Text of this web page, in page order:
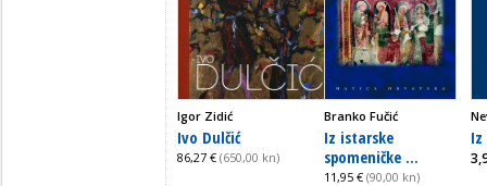
Igor Zidić
Ivo Dulčić
86,27 € (650,00 kn)
Branko Fučić
Iz istarske
spomeničke ...
11,95 € (90,00 kn)
Iz